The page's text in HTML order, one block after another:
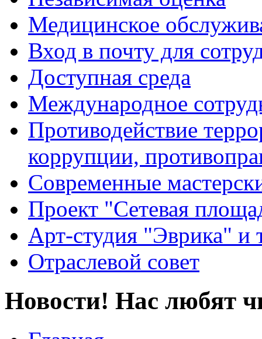
Медицинское
Вход в почту для
Доступная среда
Международное
Противодействие
коррупции,
Современные
Проект "Сетевая
Арт-студия "Эврика" и
Отраслевой совет
Новости! Нас любят